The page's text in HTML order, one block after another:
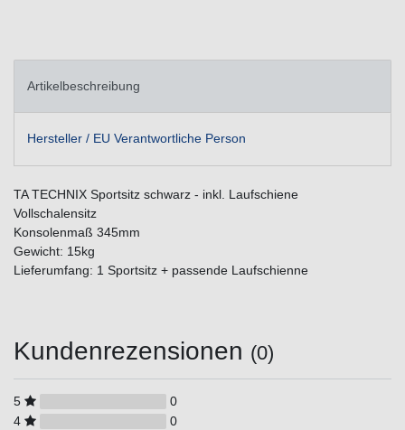
Artikelbeschreibung
Hersteller / EU Verantwortliche Person
TA TECHNIX Sportsitz schwarz - inkl. Laufschiene
Vollschalensitz
Konsolenmaß 345mm
Gewicht: 15kg
Lieferumfang: 1 Sportsitz + passende Laufschienne
Kundenrezensionen (0)
5
0
4
0